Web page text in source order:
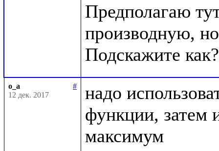
Предполагаю
производную,
o_a
#
12 дек. 2017
надо
функции, затем